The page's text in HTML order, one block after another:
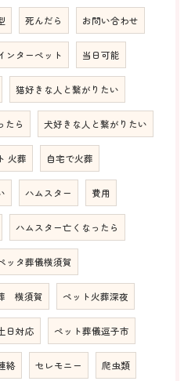
死んだら お問い合わせ
ンターペット 当日可能
猫好きな人と繋がりたい
たら 犬好きな人と繋がりたい
火葬 自宅で火葬
ハムスター 費用
ハムスター亡くなったら
ッタ葬儀横須賀
横須賀 ペット火葬深夜
日対応 ペット葬儀逗子市
絡 セレモニー 爬虫類